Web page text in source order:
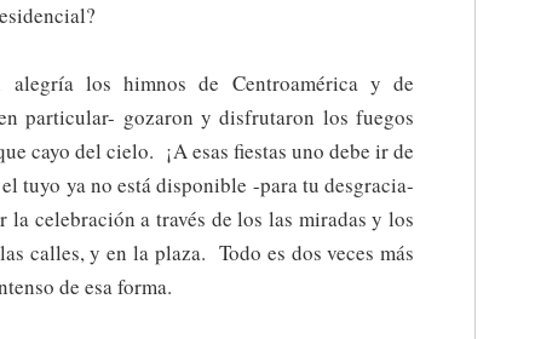
los himnos de Centroamérica y de
particular- gozaron y disfrutaron los fuegos
cayo del cielo. ¡A esas fiestas uno debe ir de
tuyo ya no está disponible -para tu desgracia-
celebración a través de los las miradas y los
calles, y en la plaza. Todo es dos veces más
de esa forma.